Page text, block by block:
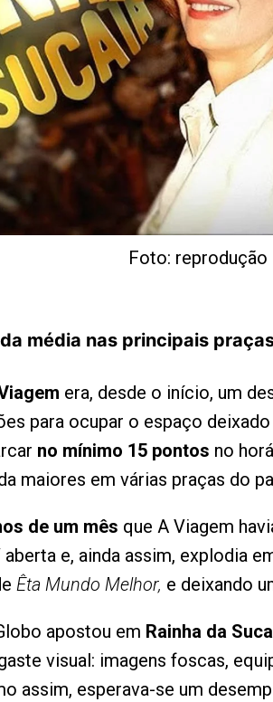
Foto: reprodução
média nas principais
era, desde o início, um
para ocupar o espaço
no mínimo 15 pontos no
maiores em várias praças do
de um mês que A Viagem
aberta e, ainda assim, explodia
Êta Mundo Melhor, e deixando
apostou em Rainha da
visual: imagens foscas,
assim, esperava-se um